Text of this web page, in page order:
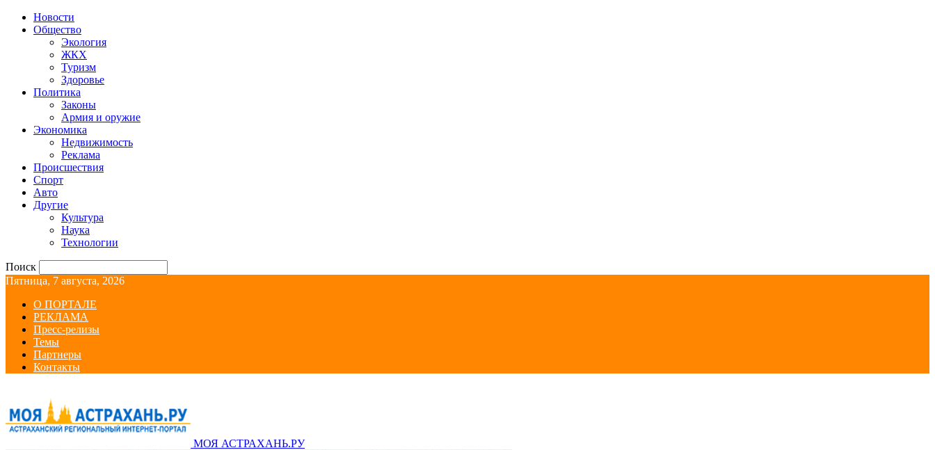
Новости
Общество
Экология
ЖКХ
Туризм
Здоровье
Политика
Законы
Армия и оружие
Экономика
Недвижимость
Реклама
Происшествия
Спорт
Авто
Другие
Культура
Наука
Технологии
Поиск
Пятница, 7 августа, 2026
О ПОРТАЛЕ
РЕКЛАМА
Пресс-релизы
Темы
Партнеры
Контакты
МОЯ АСТРАХАНЬ.РУ